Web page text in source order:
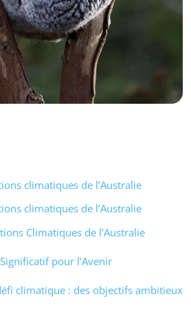
climatiques de l’Australie
climatiques de l’Australie
Climatiques de l’Australie
pour l’Avenir
climatique : des objectifs ambitieux